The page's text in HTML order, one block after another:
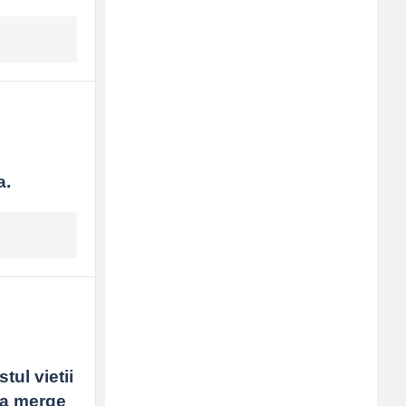
vietii
merge